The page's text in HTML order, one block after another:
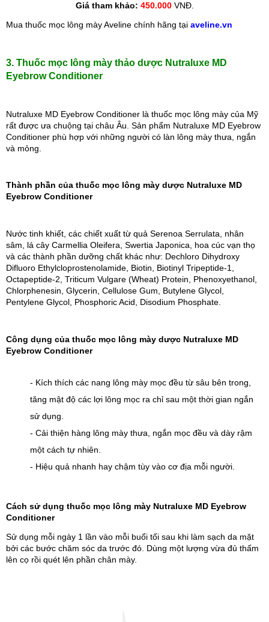
Giá tham khảo: 450.000 VNĐ.
Mua thuốc mọc lông mày Aveline chính hãng tại aveline.vn
3. Thuốc mọc lông mày thảo dược Nutraluxe MD
Eyebrow Conditioner
Nutraluxe MD Eyebrow Conditioner là thuốc mọc lông mày của Mỹ
rất được ưa chuộng tại châu Âu. Sản phẩm Nutraluxe MD Eyebrow
Conditioner phù hợp với những người có làn lông mày thưa, ngắn
và mỏng.
Thành phần của thuốc mọc lông mày dược Nutraluxe MD
Eyebrow Conditioner
Nước tinh khiết, các chiết xuất từ quả Serenoa Serrulata, nhân
sâm, lá cây Carmellia Oleifera, Swertia Japonica, hoa cúc vạn thọ
và các thành phần dưỡng chất khác như: Dechloro Dihydroxy
Difluoro Ethylcloprostenolamide, Biotin, Biotinyl Tripeptide-1,
Octapeptide-2, Triticum Vulgare (Wheat) Protein, Phenoxyethanol,
Chlorphenesin, Glycerin, Cellulose Gum, Butylene Glycol,
Pentylene Glycol, Phosphoric Acid, Disodium Phosphate.
Công dụng của thuốc mọc lông mày dược Nutraluxe MD
Eyebrow Conditioner
- Kích thích các nang lông mày mọc đều từ sâu bên trong,
tăng mật độ các lợi lông mọc ra chỉ sau một thời gian ngắn
sử dụng.
- Cải thiện hàng lông mày thưa, ngắn mọc đều và dày rậm
một cách tự nhiên.
- Hiệu quả nhanh hay chậm tùy vào cơ địa mỗi người.
Cách sử dụng thuốc mọc lông mày Nutraluxe MD Eyebrow
Conditioner
Sử dụng mỗi ngày 1 lần vào mỗi buổi tối sau khi làm sạch da mặt
bởi các bước chăm sóc da trước đó. Dùng một lượng vừa đủ thấm
lên cọ rồi quét lên phần chân mày.